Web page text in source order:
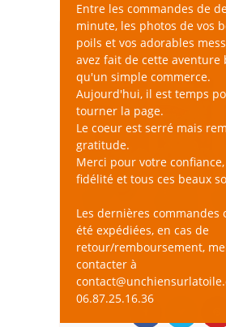
Entre les commandes de
minute, les photos de vos
poils et vos adorables
avez fait de cette aventure
qu'un simple commerce.
Aujourd'hui, il est temps
tourner la page.
Le coeur est serré mais
gratitude.
Merci pour votre
fidélité et tous ces beaux
Les dernières commandes
été expédiées, en cas de
retour/remboursement,
contacter à
06.87.25.16.36